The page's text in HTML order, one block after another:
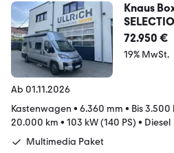
Knaus
72.950 €
19% MwSt.
Ab 01.11.2026
Kastenwagen • 6.360 mm • Bis 3.500
20.000 km • 103 kW (140 PS) • Diesel
Multimedia Paket